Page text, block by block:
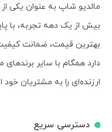
مالدیو شاپ به عنوان یکی
بیش از یک دهه تجربه، با
بهترین قیمت، ضمانت
دارد همگام با سایر برندهای
ارزنده‌ای را به مشتریان خود
دسترسی سریع